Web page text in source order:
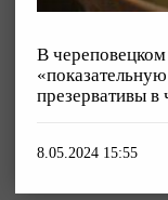
В череповецком
презервативы в
8.05.2024 15:55